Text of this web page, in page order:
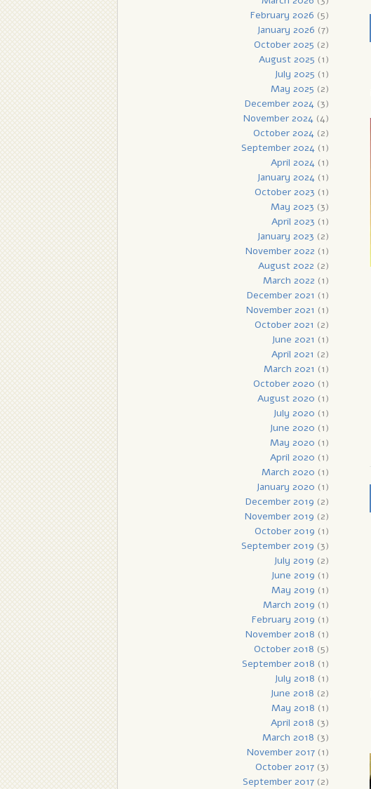
February 2026 (5)
January 2026 (7)
October 2025 (2)
August 2025 (1)
July 2025 (1)
May 2025 (2)
December 2024(3)
November 2024(4)
October 2024(2)
September 2024(1)
April 2024(1)
January 2024(1)
October 2023 (1)
May 2023 (3)
April 2023 (1)
January 2023 (2)
November 2022 (1)
August 2022 (2)
March 2022 (1)
December 2021 (1)
November 2021 (1)
October 2021 (2)
June 2021 (1)
April 2021 (2)
March 2021 (1)
October 2020 (1)
August 2020 (1)
July 2020 (1)
June 2020 (1)
May 2020 (1)
April 2020 (1)
March 2020 (1)
January 2020 (1)
December 2019 (2)
November 2019 (2)
October 2019 (1)
September 2019 (3)
July 2019 (2)
June 2019 (1)
May 2019 (1)
March 2019 (1)
February 2019 (1)
November 2018 (1)
October 2018 (5)
September 2018 (1)
July 2018 (1)
June 2018 (2)
May 2018 (1)
April 2018 (3)
March 2018 (3)
November 2017(1)
October 2017(3)
September 2017(2)